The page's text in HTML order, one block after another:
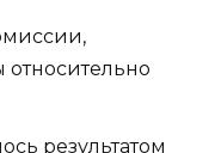
результатом